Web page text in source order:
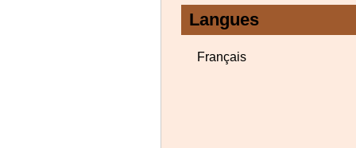
Langues
Français